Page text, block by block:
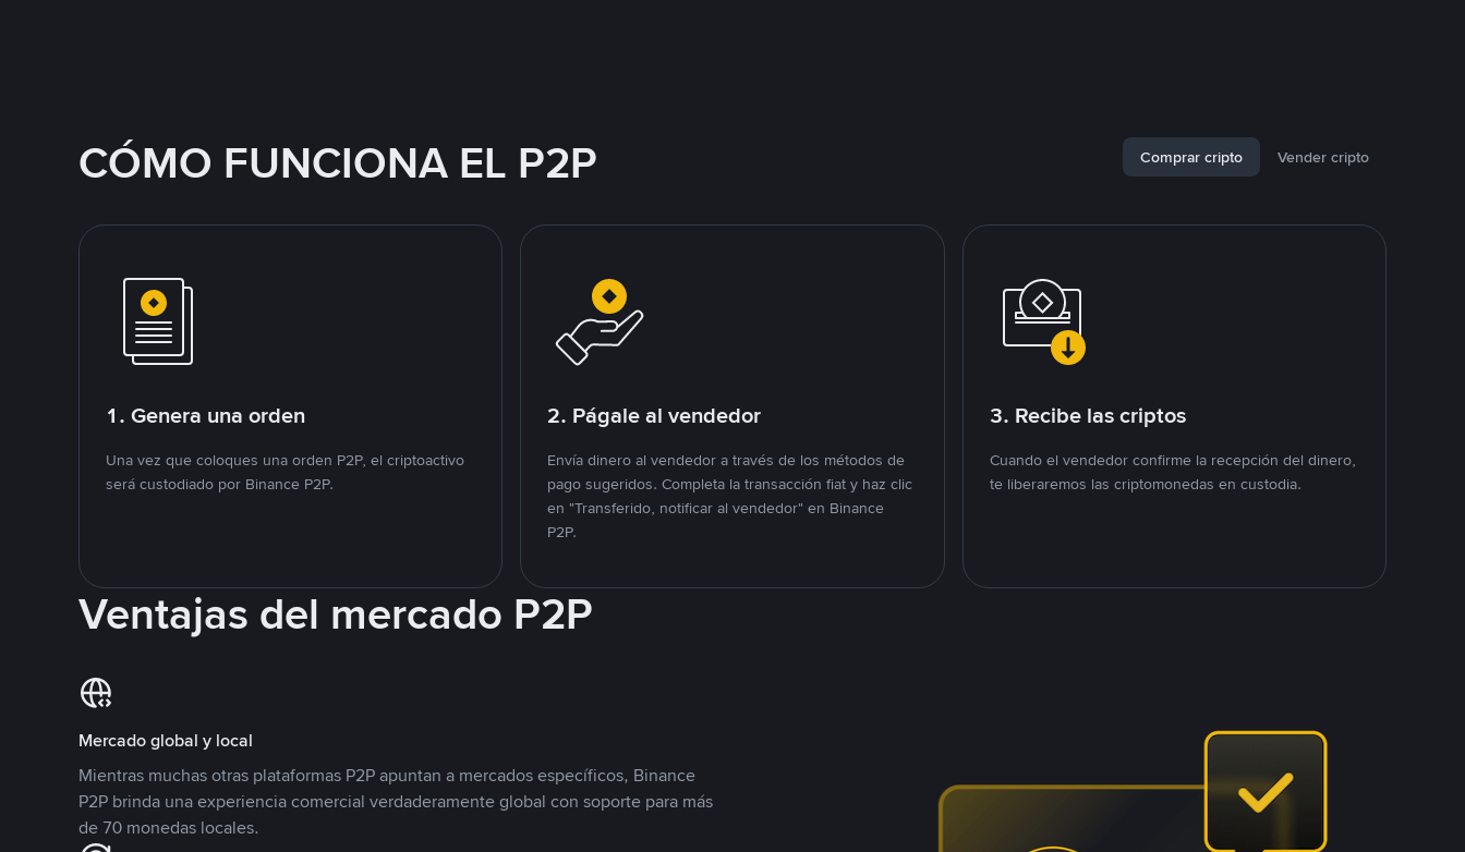
CÓMO FUNCIONA EL P2P Comprar cripto Vender cripto
1. Genera una orden
Una vez que coloques una orden P2P, el criptoactivo
será custodiado por Binance P2P.
2. Págale al vendedor
Envía dinero al vendedor a través de los métodos de
pago sugeridos. Completa la transacción fiat y haz clic
en "Transferido, notificar al vendedor" en Binance
P2P.
3. Recibe las criptos
Cuando el vendedor confirme la recepción del dinero,
te liberaremos las criptomonedas en custodia.
Ventajas del mercado P2P
Mercado global y local
Mientras muchas otras plataformas P2P apuntan a mercados específicos, Binance
P2P brinda una experiencia comercial verdaderamente global con soporte para más
de 70 monedas locales.